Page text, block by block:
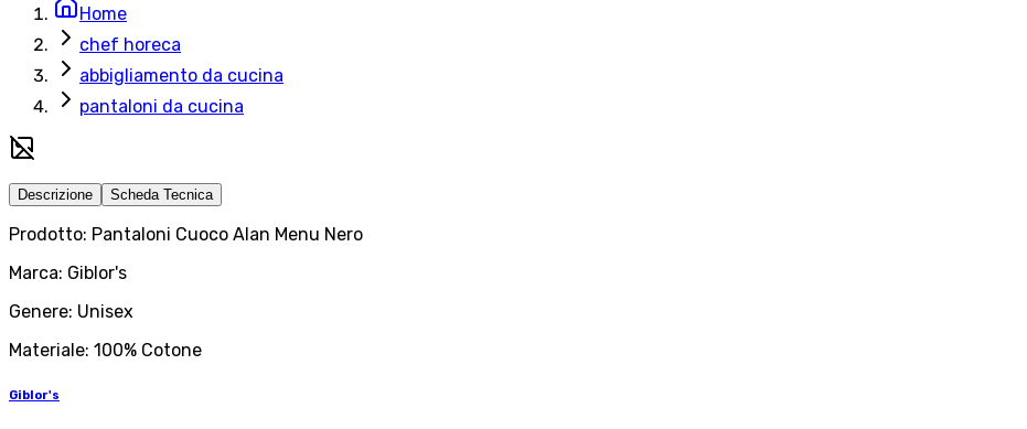
Home
chef horeca
abbigliamento da cucina
pantaloni da cucina
Descrizione Scheda Tecnica
Prodotto: Pantaloni Cuoco Alan Menu Nero
Marca: Giblor's
Genere: Unisex
Materiale: 100% Cotone
Giblor's